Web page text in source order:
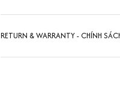
RETURN & WARRANTY - CHÍNH